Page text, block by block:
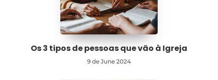
Os 3 tipos de pessoas que vão à Igreja
9 de June 2024